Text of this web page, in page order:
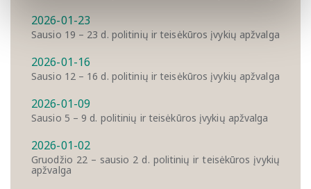
2026-01-23
Sausio 19 – 23 d. politinių ir teisėkūros įvykių apžvalga
2026-01-16
Sausio 12 – 16 d. politinių ir teisėkūros įvykių apžvalga
2026-01-09
Sausio 5 – 9 d. politinių ir teisėkūros įvykių apžvalga
2026-01-02
Gruodžio 22 – sausio 2 d. politinių ir teisėkūros įvykių
apžvalga